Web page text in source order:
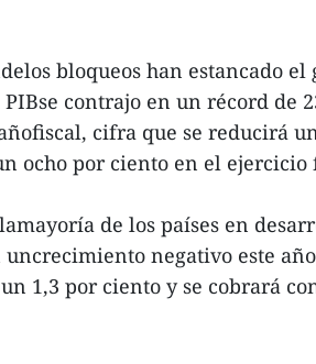
bloqueos han estancado el
PIBse contrajo en un récord de
cifra que se reducirá
ocho por ciento en el ejercicio
de los países en
negativo este
1,3 por ciento y se cobrará